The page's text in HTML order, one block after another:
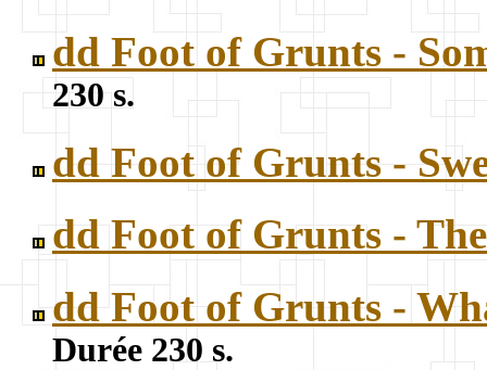
dd Foot of Grunts -
230 s.
dd Foot of Grunts -
dd Foot of Grunts -
dd Foot of Grunts -
Durée 230 s.